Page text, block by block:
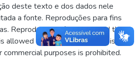
deste texto e dos dados nele
a fonte. Reproduções para fins
Reproduction of this text and the
allowed as long as the source is
purposes is prohibited.